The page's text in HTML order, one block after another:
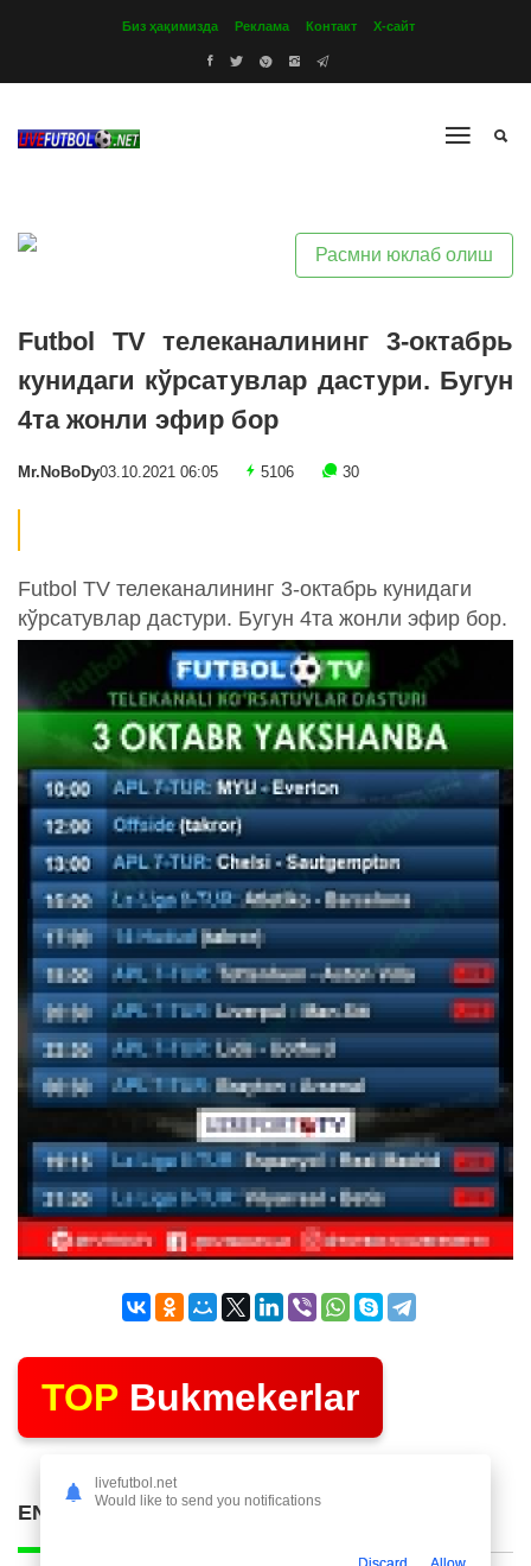
Биз ҳақимизда Реклама Контакт Х-сайт
Расмни юклаб олиш
Futbol TV телеканалининг 3-октабрь
кунидаги кўрсатувлар дастури. Бугун
4та жонли эфир бор
Mr.NoBoDy03.10.2021 06:05 5106 30
Futbol TV телеканалининг 3-октабрь кунидаги
кўрсатувлар дастури. Бугун 4та жонли эфир бор.
TOP Bukmekerlar
ENG KO'P O'QILGAN POSTLAR
livefutbol.net
Would like to send you notifications